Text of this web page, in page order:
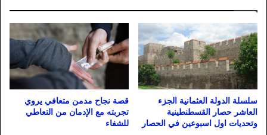
سلسلة الدولة العثمانية الجزء
العاشر حصار القسطنطينية
وتحديات اول اسبوعين في الحصار
قصة نجاح مدمن متعافي يروي
تجربته مع الإدمان من التعاطي
للشفاء